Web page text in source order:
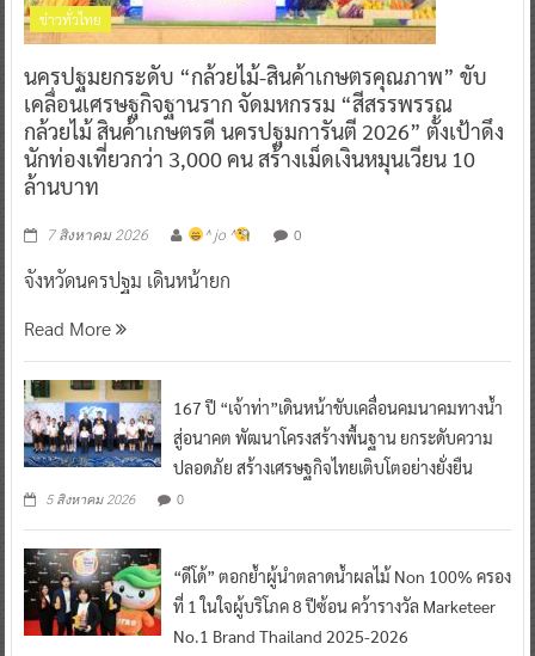
ข่าวทั่วไทย
นครปฐมยกระดับ “กล้วยไม้-สินค้าเกษตรคุณภาพ” ขับ
เคลื่อนเศรษฐกิจฐานราก จัดมหกรรม “สีสรรพรรณ
กล้วยไม้ สินค้าเกษตรดี นครปฐมการันตี 2026” ตั้งเป้าดึง
นักท่องเที่ยวกว่า 3,000 คน สร้างเม็ดเงินหมุนเวียน 10
ล้านบาท
7 สิงหาคม 2026 ^ jo ^ 0
จังหวัดนครปฐม เดินหน้ายก
Read More
167 ปี “เจ้าท่า”เดินหน้าขับเคลื่อนคมนาคมทางน้ำ
สู่อนาคต พัฒนาโครงสร้างพื้นฐาน ยกระดับความ
ปลอดภัย สร้างเศรษฐกิจไทยเติบโตอย่างยั่งยืน
5 สิงหาคม 2026 0
“ดีโด้” ตอกย้ำผู้นำตลาดน้ำผลไม้ Non 100% ครอง
ที่ 1 ในใจผู้บริโภค 8 ปีซ้อน คว้ารางวัล Marketeer
No.1 Brand Thailand 2025-2026